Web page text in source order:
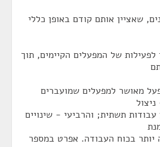
שאציין אותם קודם באופן כללי
של המפעלים הקיימים, תוך
מאושר למפעלים שמועברים
תשתית; והרביעי - שינויים
יותר בכוח העבודה. אפרט במספר